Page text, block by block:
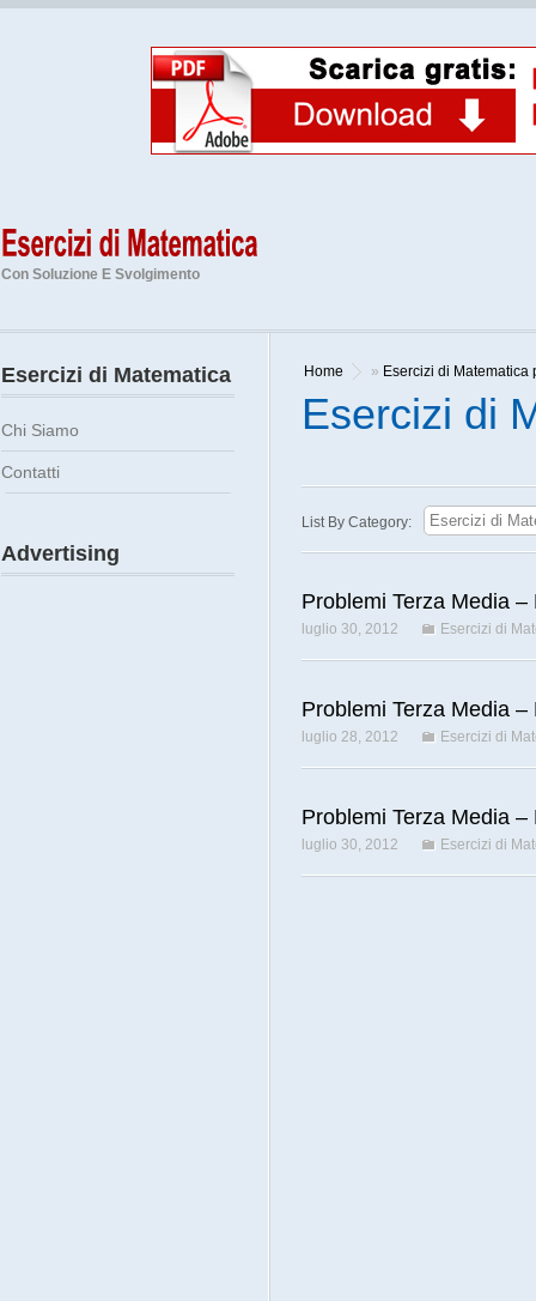
Con Soluzione E Svolgimento
Home » Esercizi di Matematica
Esercizi di
List By Category:
Problemi Terza Media
luglio 30, 2012 Esercizi di
Problemi Terza Media –
luglio 28, 2012 Esercizi di
Problemi Terza Media –
luglio 30, 2012 Esercizi di
Esercizi di Matematica
Chi Siamo
Contatti
Advertising